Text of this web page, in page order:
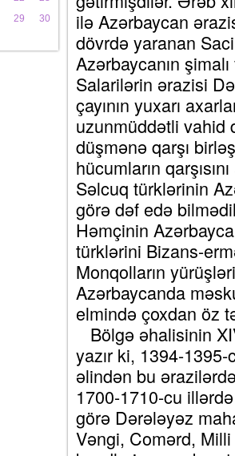
29
30
ilə Azərbaycan
dövrdə yaranan
Azərbaycanın
Salarilərin ərazisi
çayının yuxarı
uzunmüddətli vahid
düşmənə qarşı
hücumların
Səlcuq türklərinin
görə dəf edə
Həmçinin
türklərini Bizans-
Monqolların
Azərbaycanda
elmində çoxdan öz
Bölgə əhalisinin
yazır ki, 1394-
əlindən bu
1700-1710-cu
görə Dərələyəz
Vəngi, Comərd,